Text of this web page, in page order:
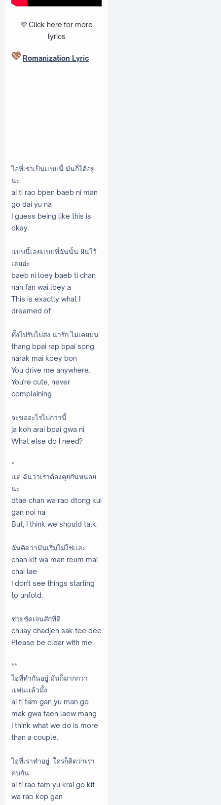
💜 Click here for more
lyrics
Romanization Lyric
ไอที่เราเป็นเเบบนี้ มันก็ได้อยู่
นะ
ai ti rao bpen baeb ni man
go dai yu na
I guess being like this is
okay.
เเบบนี้เลยเเบบที่ฉันนั้น ฝันไว้
เลยอ่ะ
baeb ni loey baeb ti chan
nan fan wai loey a
This is exactly what I
dreamed of.
ทั้งไปรับไปส่ง น่ารัก ไม่เคยบ่น
thang bpai rap bpai song
narak mai koey bon
You drive me anywhere.
You're cute, never
complaining.
จะขออะไรไปกว่านี้
ja koh arai bpai gwa ni
What else do I need?
*
เเต่ ฉันว่าเราต้องคุยกันหน่อย
นะ
dtae chan wa rao dtong kui
gan noi na
But, I think we should talk.
ฉันคิดว่ามันเริ่มไม่ใช่เเละ
chan kit wa man reum mai
chai lae
I don't see things starting
to unfold.
ช่วยชัดเจนสักทีดิ
chuay chadjen sak tee dee
Please be clear with me.
**
ไอที่ทำกันอยู่ มันก็มากกว่า
เเฟนเเล้วมั้ง
ai ti tam gan yu man go
mak gwa faen laew mang
I think what we do is more
than a couple.
ไอที่เราทำอยู่ ใครก็คิดว่าเรา
คบกัน
ai ti rao tam yu krai go kit
wa rao kop gan